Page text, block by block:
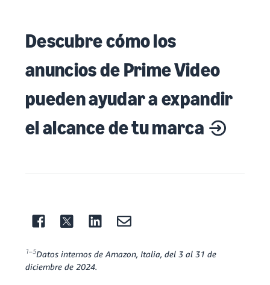
Descubre cómo los
anuncios de Prime Video
pueden ayudar a expandir
el alcance de tu marca
1–5Datos internos de Amazon, Italia, del 3 al 31 de
diciembre de 2024.